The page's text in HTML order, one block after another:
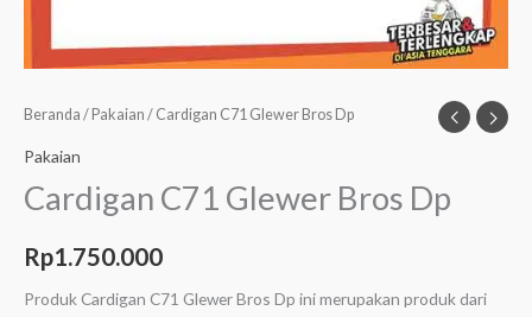
Beranda / Pakaian / Cardigan C71 Glewer Bros Dp
Pakaian
Cardigan C71 Glewer Bros Dp
Rp1.750.000
Produk Cardigan C71 Glewer Bros Dp ini merupakan produk dari